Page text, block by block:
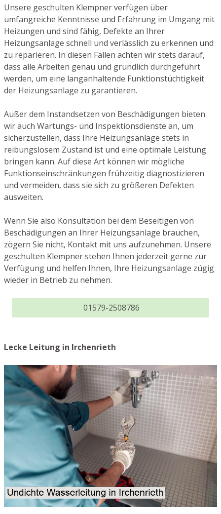
Unsere geschulten Klempner verfügen über
umfangreiche Kenntnisse und Erfahrung im Umgang mit
Heizungen und sind fähig, Defekte an Ihrer
Heizungsanlage schnell und verlässlich zu erkennen und
zu reparieren. In diesen Fällen achten wir stets darauf,
dass alle Arbeiten genau und gründlich durchgeführt
werden, um eine langanhaltende Funktionstüchtigkeit
der Heizungsanlage zu garantieren.
Außer dem Instandsetzen von Beschädigungen bieten
wir auch Wartungs- und Inspektionsdienste an, um
sicherzustellen, dass Ihre Heizungsanlage stets in
reibungslosem Zustand ist und eine optimale Leistung
bringen kann. Auf diese Art können wir mögliche
Funktionseinschränkungen frühzeitig diagnostizieren
und vermeiden, dass sie sich zu größeren Defekten
ausweiten.
Wenn Sie also Konsultation bei dem Beseitigen von
Beschädigungen an Ihrer Heizungsanlage brauchen,
zögern Sie nicht, Kontakt mit uns aufzunehmen. Unsere
geschulten Klempner stehen Ihnen jederzeit gerne zur
Verfügung und helfen Ihnen, Ihre Heizungsanlage zügig
wieder in Betrieb zu nehmen.
01579-2508786
Lecke Leitung in Irchenrieth